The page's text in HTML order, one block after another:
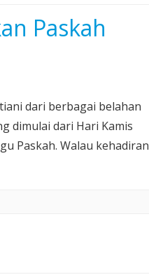
Paskah
dari berbagai belahan
dimulai dari Hari Kamis
Paskah. Walau kehadiran